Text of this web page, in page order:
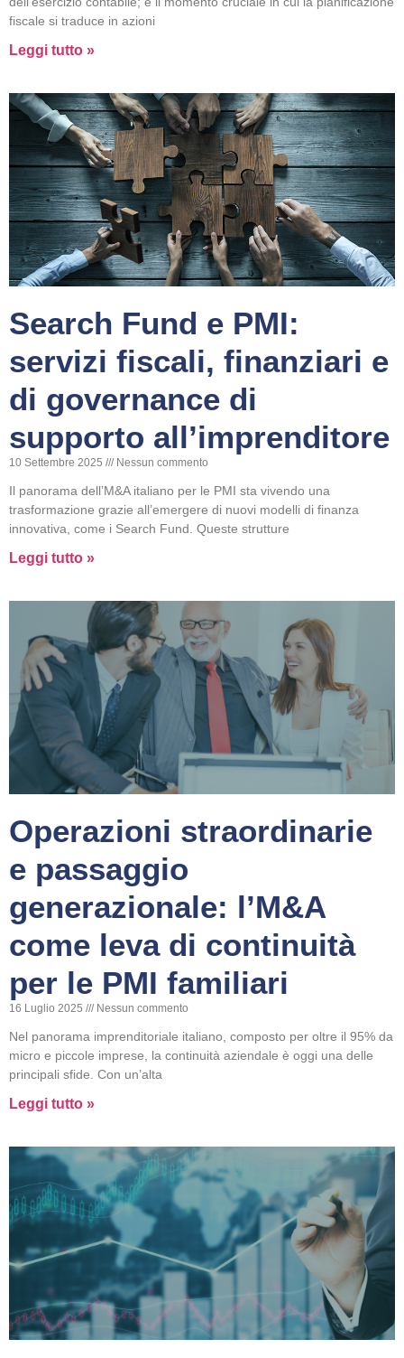
fiscale si traduce in azioni
Leggi tutto »
Search Fund e PMI:
servizi fiscali, finanziari e
di governance di
supporto all’imprenditore
10 Settembre 2025 Nessun commento
Il panorama dell’M&A italiano per le PMI sta vivendo una
trasformazione grazie all’emergere di nuovi modelli di finanza
innovativa, come i Search Fund. Queste strutture
Leggi tutto »
Operazioni straordinarie
e passaggio
generazionale: l’M&A
come leva di continuità
per le PMI familiari
16 Luglio 2025 Nessun commento
Nel panorama imprenditoriale italiano, composto per oltre il 95% da
micro e piccole imprese, la continuità aziendale è oggi una delle
principali sfide. Con un’alta
Leggi tutto »